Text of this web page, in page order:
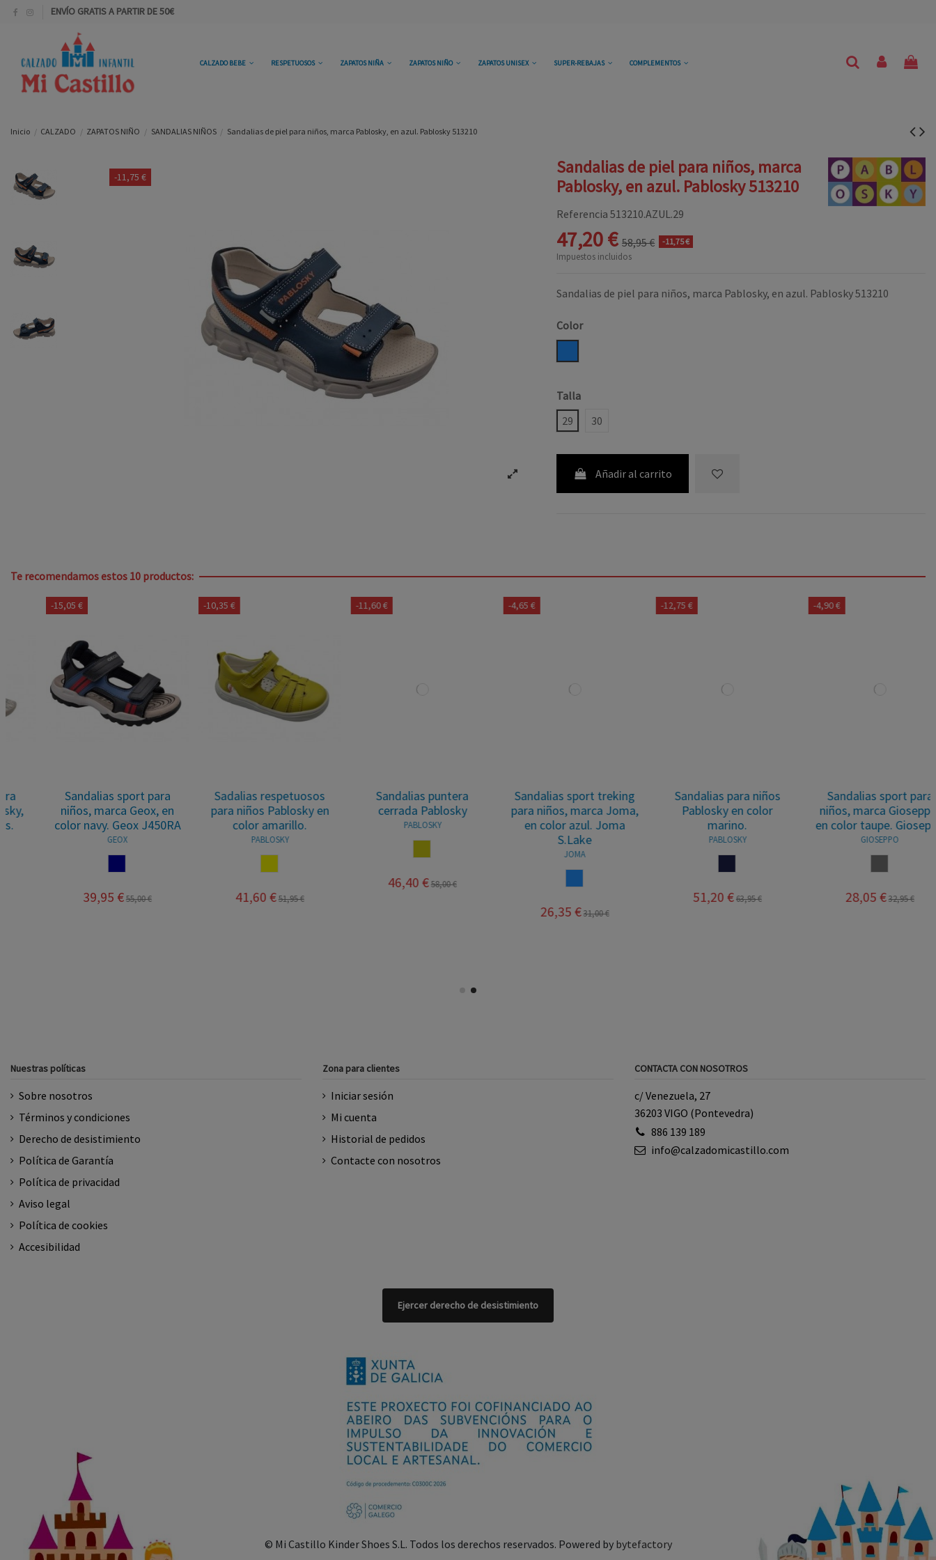
ENVÍO GRATIS A PARTIR DE 50€
CALZADO BEBE RESPETUOSOS ZAPATOS NIÑA ZAPATOS NIÑO ZAPATOS UNISEX SUPER-REBAJAS COMPLEMENTOS
Inicio CALZADO ZAPATOS NIÑO SANDALIAS NIÑOS Sandalias de piel para niños, marca Pablosky, en azul. Pablosky 513210
-11,75 €
Sandalias de piel para niños, marca
Pablosky, en azul. Pablosky 513210
Referencia 513210.AZUL.29
47,20 € 58,95 € -11,75 €
Impuestos incluidos
Sandalias de piel para niños, marca Pablosky, en azul. Pablosky 513210
Color
Talla
29
30
Añadir al carrito
Te recomendamos estos 10 productos:
-15,05 €
Sandalias sport para
niños, marca Geox, en
color navy. Geox J450RA
39,95 €55,00 €
-10,35 €
Sadalias respetuosos
para niños Pablosky en
color amarillo.
PABLOSKY
41,60 €51,95 €
-11,60 €
Sandalias puntera
cerrada Pablosky
PABLOSKY
46,40 €58,00 €
Sandalias sport treking
para niños, marca Joma,
en color azul. Joma
S.Lake
26,35 €31,00 €
-12,75 €
Sandalias para niños
Pablosky en color
marino.
PABLOSKY
51,20 €63,95 €
Sandalias sport para
niños, marca Gioseppo,
en color taupe. Gioseppo
GIOSEPPO
28,05 €32,95 €
Nuestras políticas
Sobre nosotros
Términos y condiciones
Derecho de desistimiento
Política de Garantía
Política de privacidad
Aviso legal
Política de cookies
Accesibilidad
Zona para clientes
Iniciar sesión
Mi cuenta
Historial de pedidos
Contacte con nosotros
CONTACTA CON NOSOTROS
c/ Venezuela, 27
36203 VIGO (Pontevedra)
886 139 189
info@calzadomicastillo.com
Ejercer derecho de desistimiento
© Mi Castillo Kinder Shoes S.L. Todos los derechos reservados. Powered by bytefactory